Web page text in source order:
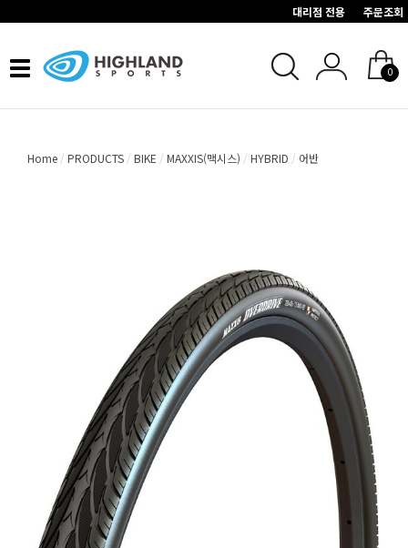
대리점 전용 주문조회
Toggle
navigation
0
Home PRODUCTS BIKE MAXXIS(맥시스) HYBRID 어반